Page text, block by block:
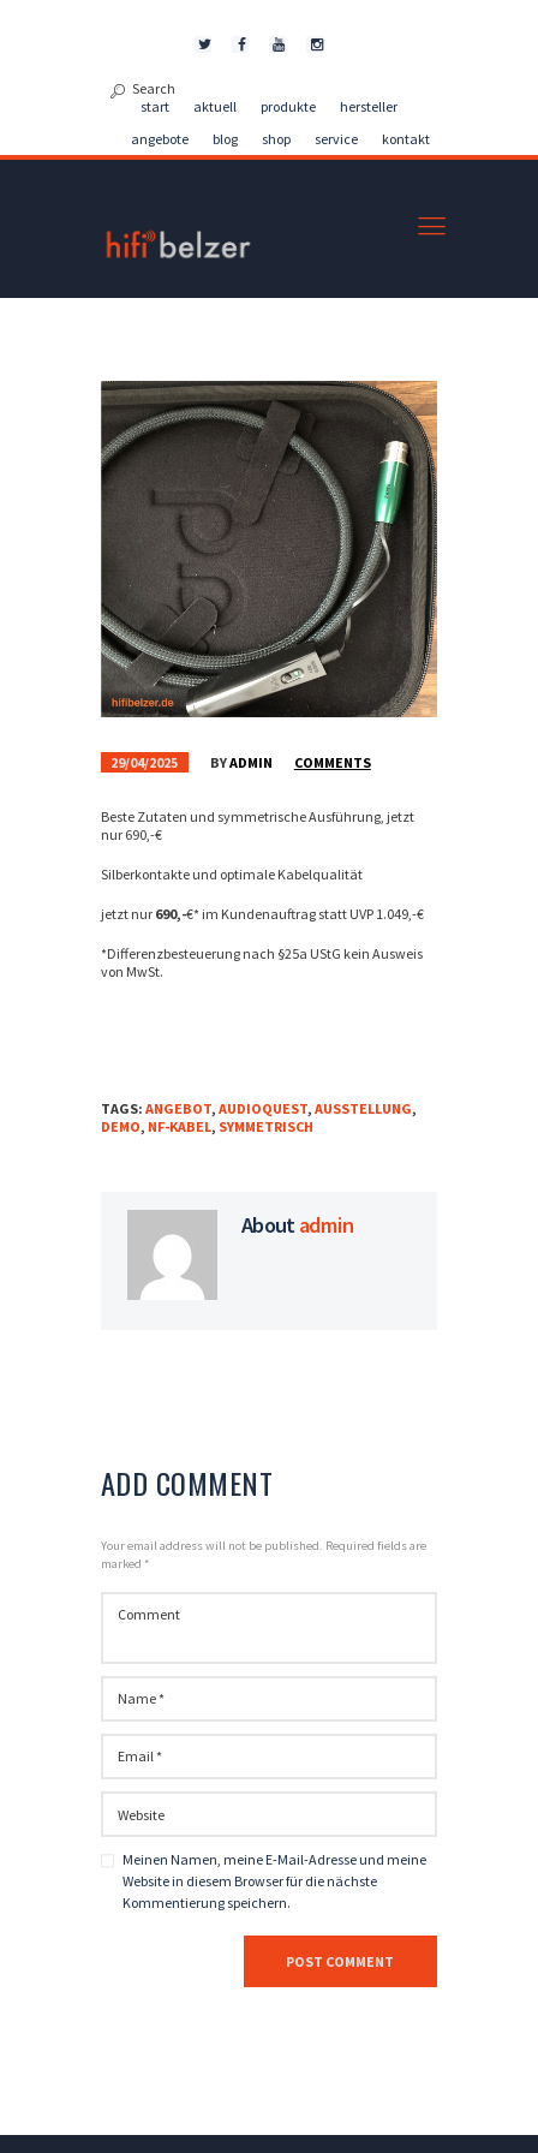
start aktuell produkte
hersteller
angebote
blog shop service kontakt
29/04/2025 BYADMIN COMMENTS
Beste Zutaten und symmetrische Ausführung, jetzt
nur 690,-€
Silberkontakte und optimale Kabelqualität
jetzt nur 690,-€* im Kundenauftrag statt UVP 1.049,-€
*Differenzbesteuerung nach §25a UStG kein Ausweis
von MwSt.
TAGS: ANGEBOT, AUDIOQUEST, AUSSTELLUNG,
DEMO, NF-KABEL, SYMMETRISCH
Aboutadmin
ADD COMMENT
Your email address will not be published. Required fields are
marked *
Meinen Namen, meine E-Mail-Adresse und meine
Website in diesem Browser für die nächste
Kommentierung speichern.